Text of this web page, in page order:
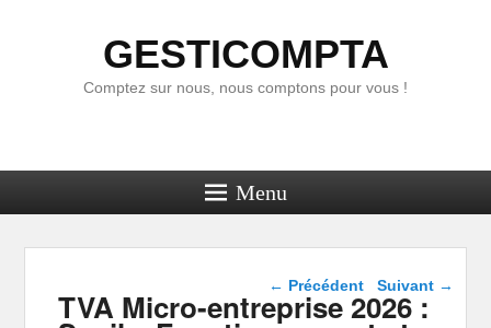
GESTICOMPTA
Comptez sur nous, nous comptons pour vous !
Menu
Navigation dans les
articles
← Précédent Suivant →
TVA Micro-entreprise 2026 :